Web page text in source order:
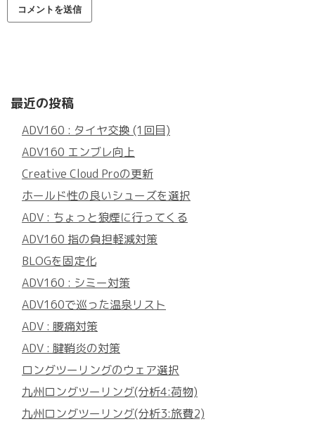
最近の投稿
ADV160 : タイヤ交換 (1回目)
ADV160 エンブレ向上
Creative Cloud Proの更新
ホールド性の良いシューズを選択
ADV : ちょっと狼煙に行ってくる
ADV160 指の負担軽減対策
BLOGを固定化
ADV160 : シミー対策
ADV160で巡った温泉リスト
ADV : 腰痛対策
ADV : 腱鞘炎の対策
ロングツーリングのウェア選択
九州ロングツーリング(分析4:荷物)
九州ロングツーリング(分析3:旅費2)